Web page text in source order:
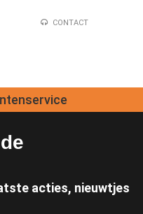
CONTACT
acties, nieuwtjes